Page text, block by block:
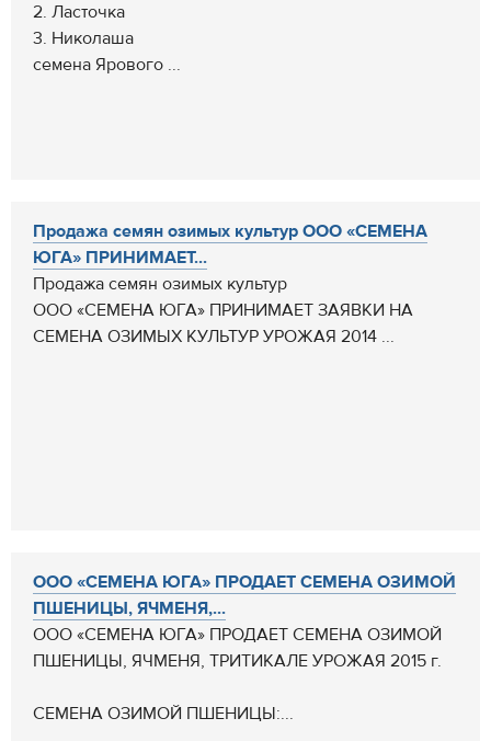
2. Ласточка
3. Николаша
семена Ярового ...
Продажа семян озимых культур ООО «СЕМЕНА
ЮГА» ПРИНИМАЕТ...
Продажа семян озимых культур
ООО «СЕМЕНА ЮГА» ПРИНИМАЕТ ЗАЯВКИ НА
СЕМЕНА ОЗИМЫХ КУЛЬТУР УРОЖАЯ 2014 ...
ООО «СЕМЕНА ЮГА» ПРОДАЕТ СЕМЕНА ОЗИМОЙ
ПШЕНИЦЫ, ЯЧМЕНЯ,...
ООО «СЕМЕНА ЮГА» ПРОДАЕТ СЕМЕНА ОЗИМОЙ
ПШЕНИЦЫ, ЯЧМЕНЯ, ТРИТИКАЛЕ УРОЖАЯ 2015 г.
СЕМЕНА ОЗИМОЙ ПШЕНИЦЫ:...